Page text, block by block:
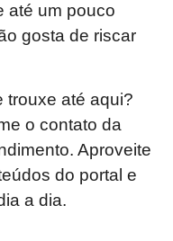
até um pouco
gosta de riscar
trouxe até aqui?
o contato da
Aproveite
do portal e
a dia.